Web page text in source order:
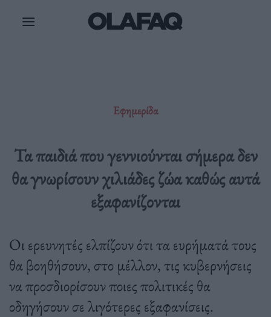
Εφημερίδα
Τα παιδιά που γεννιούνται σήμερα δεν
θα γνωρίσουν χιλιάδες ζώα καθώς αυτά
εξαφανίζονται
Οι ερευνητές ελπίζουν ότι τα ευρήματά τους
θα βοηθήσουν, στο μέλλον, τις κυβερνήσεις
να προσδιορίσουν ποιες πολιτικές θα
οδηγήσουν σε λιγότερες εξαφανίσεις.